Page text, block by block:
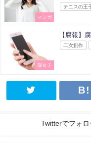
マンガ
テニスの王
腐女子
【腐報】
二次創作
Twitterでフォロ